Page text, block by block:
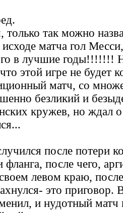
так можно
матча гол
в лучшие годы!!!!!!!
этой игре не будет
матч, со
безликий и
кружев, но ждал
после потери
фланга, после чего,
левом краю,
это приговор.
и нудотный матч